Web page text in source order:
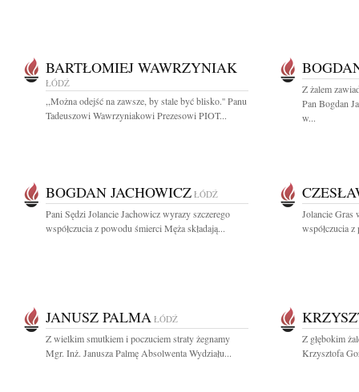
BARTŁOMIEJ WAWRZYNIAK
ŁÓDŹ
,,Można odejść na zawsze, by stale być blisko.'' Panu
Tadeuszowi Wawrzyniakowi Prezesowi PIOT...
Z żalem
Pan Bogdan
w...
BOGDAN JACHOWICZ ŁÓDŹ
Pani Sędzi Jolancie Jachowicz wyrazy szczerego
współczucia z powodu śmierci Męża składają...
Jolancie Gras
współczucia
JANUSZ PALMA ŁÓDŹ
Z wielkim smutkiem i poczuciem straty żegnamy
Mgr. Inż. Janusza Palmę Absolwenta Wydziału...
Z głębokim
Krzysztofa